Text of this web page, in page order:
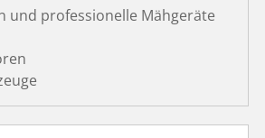
und professionelle Mähgeräte